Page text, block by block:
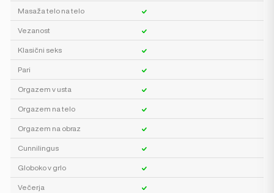
Masaža telo na telo
Vezanost
Klasični seks
Pari
Orgazem v usta
Orgazem na telo
Orgazem na obraz
Cunnilingus
Globoko v grlo
Večerja